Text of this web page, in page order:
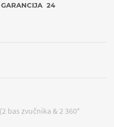
GARANCIJA 24
bas zvučnika & 2 360°